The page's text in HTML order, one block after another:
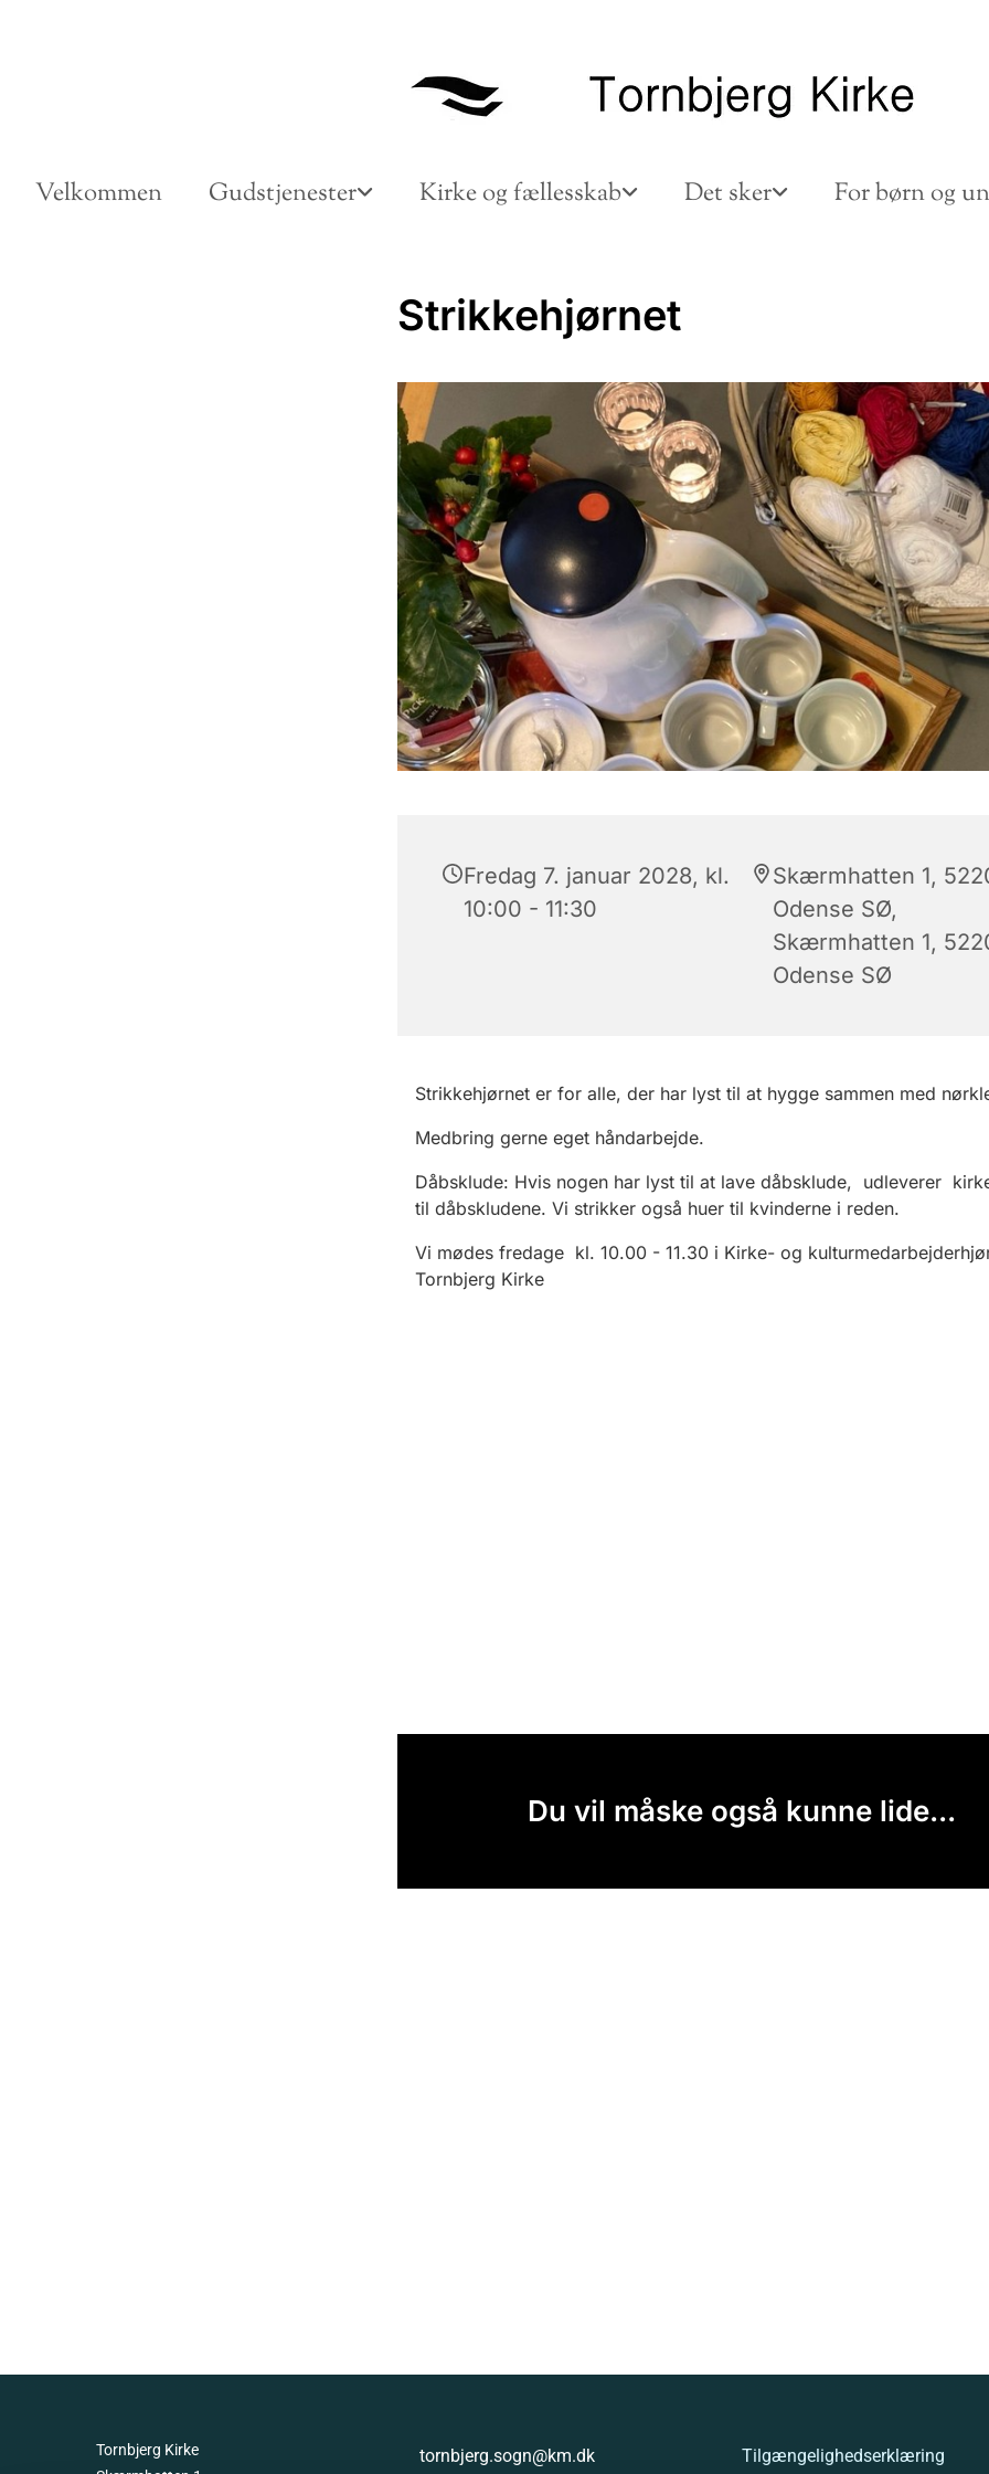
Velkommen Gudstjenester Kirke og fællesskab Det sker For børn og
Strikkehjørnet
Fredag 7. januar 2028, kl.
10:00 - 11:30
Skærmhatten 1,
Odense SØ,
Skærmhatten 1,
Odense SØ
Strikkehjørnet er for alle, der har lyst til at hygge sammen med
Medbring gerne eget håndarbejde.
Dåbsklude: Hvis nogen har lyst til at lave dåbsklude, udleverer
til dåbskludene. Vi strikker også huer til kvinderne i reden.
Vi mødes fredage kl. 10.00 - 11.30 i Kirke- og
Tornbjerg Kirke
Du vil måske også kunne lide...
Tornbjerg Kirke
tornbjerg.sogn@km.dk Tilgængelighedserklæring